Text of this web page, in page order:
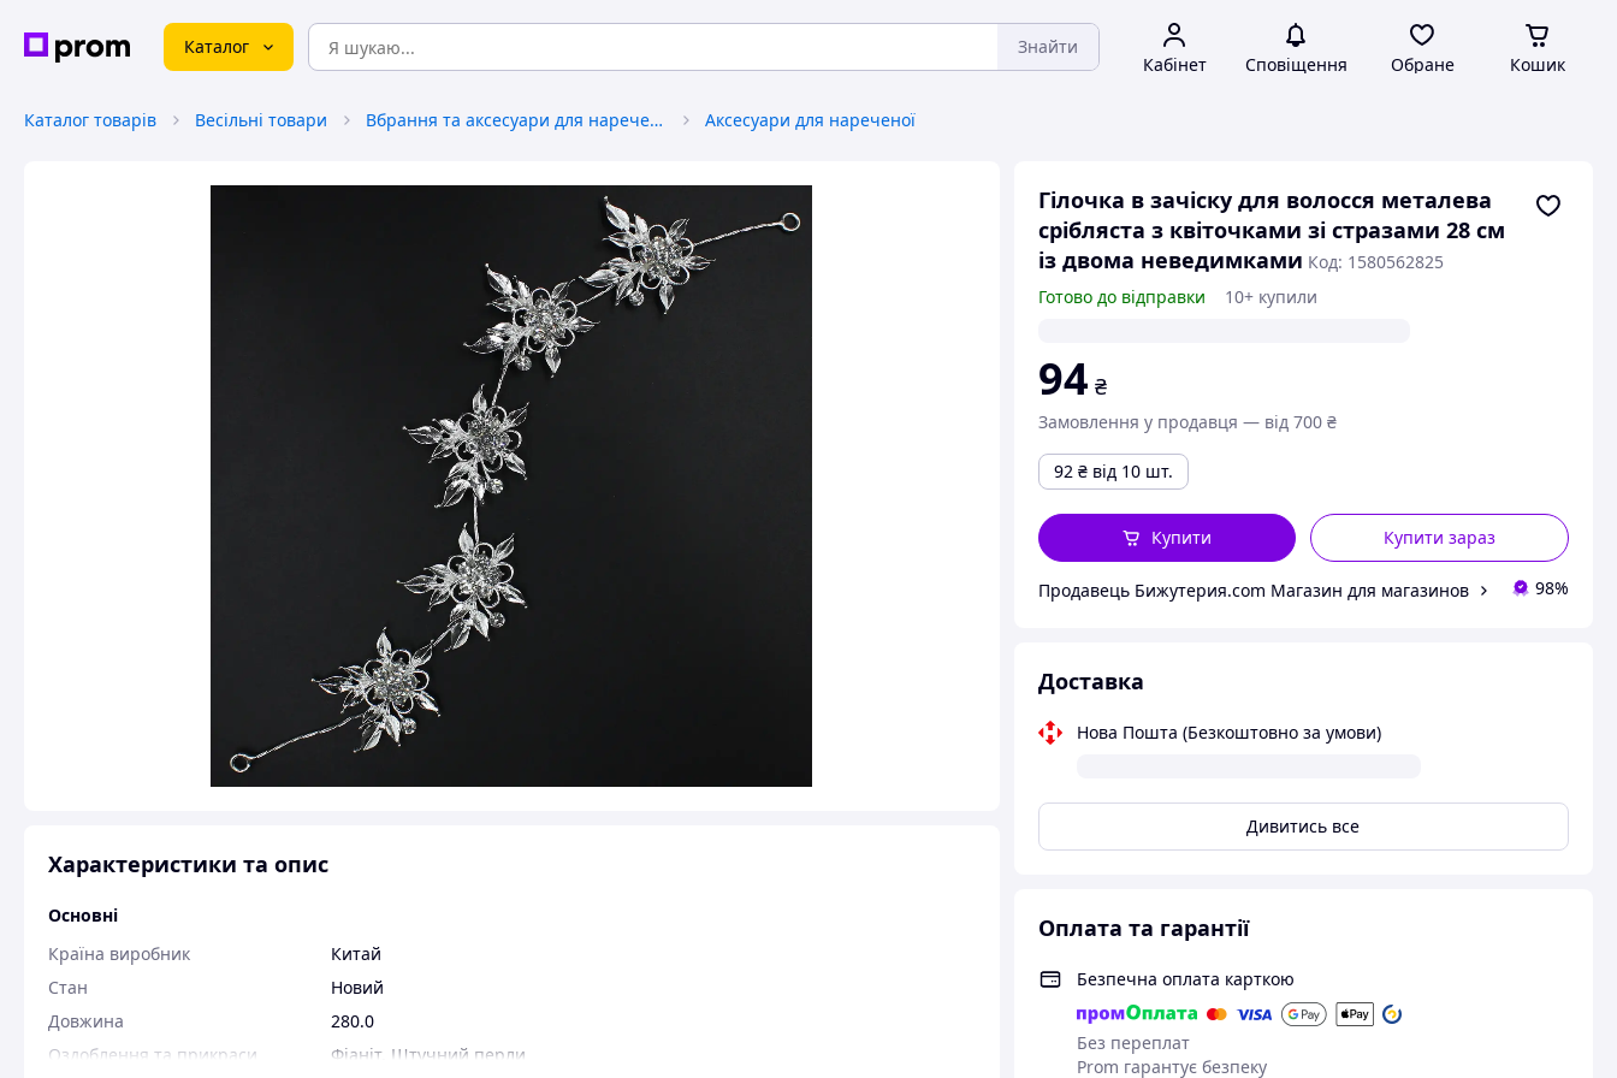
Каталог Знайти
Кабінет Сповіщення Обране Кошик
Каталог товарів Весільні товари Вбрання та аксесуари для нареченої Аксесуари для нареченої
Гілочка в зачіску для волосся металева
срібляста з квіточками зі стразами 28 см
із двома неведимками Код: 1580562825
Готово до відправки
10+ купили
94 ₴
Замовлення у продавця — від 700 ₴
92 ₴ від 10 шт.
Купити зараз
Купити
Продавець Бижутерия.com Магазин для магазинов 98%
Доставка
Нова Пошта (Безкоштовно за умови)
Дивитись все
Оплата та гарантії
Безпечна оплата карткою
Без переплат
Prom гарантує безпеку
Характеристики та опис
Основні
Країна виробник
Китай
Стан
Новий
Довжина
280.0
Оздоблення та прикраси
Фіаніт, Штучний перли